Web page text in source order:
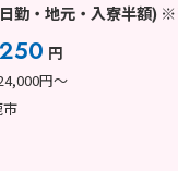
勤・地元・入寮半額)
円
円～